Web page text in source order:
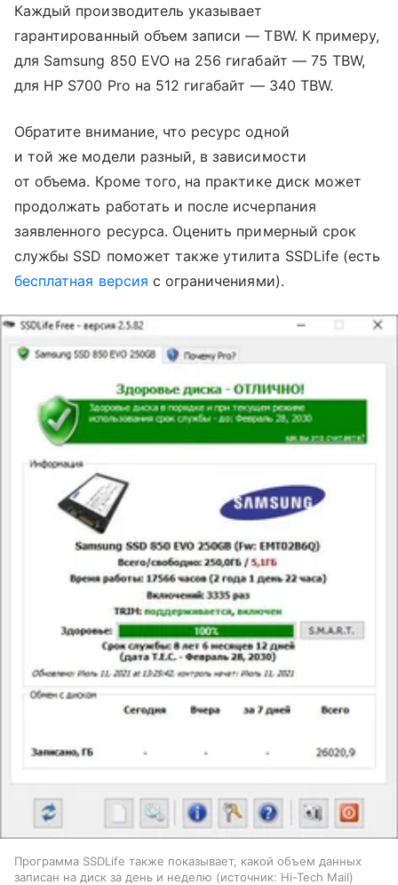
Каждый производитель указывает
гарантированный объем записи — TBW. К примеру,
для Samsung 850 EVO на 256 гигабайт — 75 TBW,
для HP S700 Pro на 512 гигабайт — 340 TBW.
Обратите внимание, что ресурс одной
и той же модели разный, в зависимости
от объема. Кроме того, на практике диск может
продолжать работать и после исчерпания
заявленного ресурса. Оценить примерный срок
службы SSD поможет также утилита SSDLife (есть
бесплатная версия с ограничениями).
Программа SSDLife также показывает, какой объем данных
записан на диск за день и неделю
источник: Hi-Tech Mail